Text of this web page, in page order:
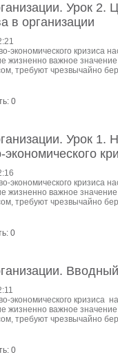
Урок 2.
в организации
экономического кризиса
важное
требуют чрезвычайно
0
Урок 1.
экономического кризиса
важное
требуют чрезвычайно
0
экономического кризиса
важное
требуют чрезвычайно
0